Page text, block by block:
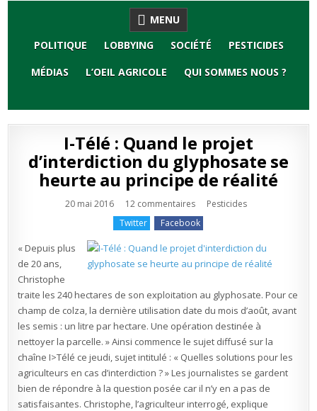
MENU
POLITIQUE
LOBBYING SOCIÉTÉ
PESTICIDES
MÉDIAS
L’OEIL AGRICOLE QUI SOMMES NOUS ?
I-Télé : Quand le projet
d’interdiction du glyphosate se
heurte au principe de réalité
20 mai 2016 12 commentairessur
Télé
:
le
projet
d’interdiction
du
heurte
au
principe
de
réalité
Publié
Pesticides
Twitter
Facebook
« Depuis plus
de 20 ans,
Christophe
traite les 240 hectares de son exploitation au glyphosate. Pour ce
champ de colza, la dernière utilisation date du mois d’août, avant
les semis : un litre par hectare. Une opération destinée à
nettoyer la parcelle. » Ainsi commence le sujet diffusé sur la
chaîne I>Télé ce jeudi, sujet intitulé : « Quelles solutions pour les
agriculteurs en cas d’interdiction ? » Les journalistes se gardent
bien de répondre à la question posée car il n’y en a pas de
satisfaisantes. Christophe, l’agriculteur interrogé, explique